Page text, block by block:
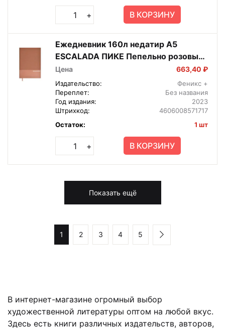
+ В КОРЗИНУ
Ежедневник 160л недатир А5
ESCALADA ПИКЕ Пепельно розовый
кожзам 63992
Цена 663,40 ₽
Издательство:
Феникс +
Переплет:
Без названия
Год издания:
2023
Штрихкод:
4606008571717
Остаток:
1 шт
+ В КОРЗИНУ
Показать ещё
1 2 3 4 5
В интернет-магазине огромный выбор
художественной литературы оптом на любой вкус.
Здесь есть книги различных издательств, авторов,